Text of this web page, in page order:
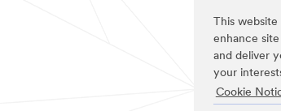
This
enhance
and deliver
your
Cookie